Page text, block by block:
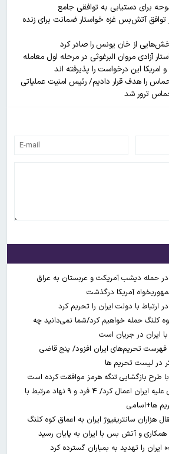
برای دستیابی به توافقی جامع
توافق آتش‌بس غزه خواستار ضمانت برای زنده
از خان یونس را صادر کرد
آزادی مروان البرغوثی در مرحله اول معامله
امریکا این درخواست را پذیرفته اند
۲ مقام حماس را هدف قرار دادیم/ رئیس امنیت عملیاتی
ترور شد
آمریکا درگذشت
کلنگ حمله خواهیم کرد/شما نمی‌دانید چه
ایران در جریان است
۶ فرد را به فهرست تحریم‌های ایران افزود/ پنج قاضی
در لیست تحریم ها
با طرح بازگشایی تنگه هرمز موافقت کرده است
آمریکا تحریم‌های جدیدی علیه ایران اعمال کرد/ ۴ فرد و ۹ نهاد مرتبط با
ها+اسامی
هزاران سانتریفیوژ ایران به اعماق کوه کلنگ
همکاری و آتش بس با ایران به پایان رسید
ایران را تهدید به بمباران گسترده کرد